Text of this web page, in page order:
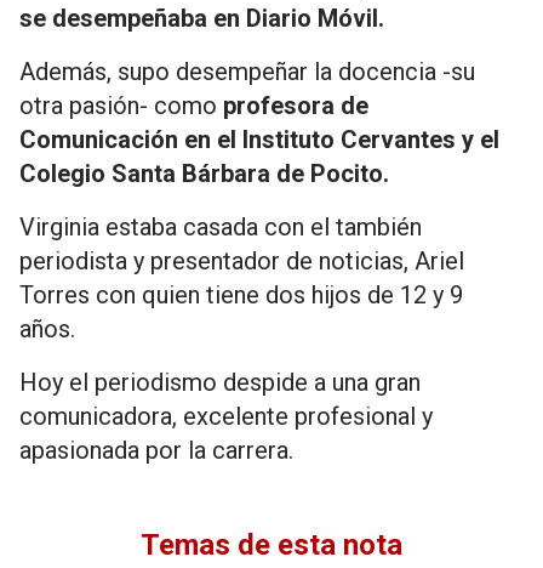
se desempeñaba en Diario Móvil.
Además, supo desempeñar la docencia -su
otra pasión- como profesora de
Comunicación en el Instituto Cervantes y el
Colegio Santa Bárbara de Pocito.
Virginia estaba casada con el también
periodista y presentador de noticias, Ariel
Torres con quien tiene dos hijos de 12 y 9
años.
Hoy el periodismo despide a una gran
comunicadora, excelente profesional y
apasionada por la carrera.
Temas de esta nota